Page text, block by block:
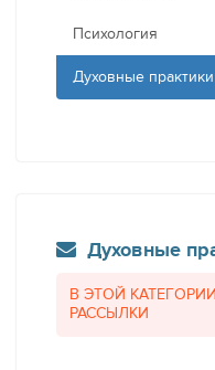
Психология
Духовные практики
Духовные
В ЭТОЙ
РАССЫЛКИ